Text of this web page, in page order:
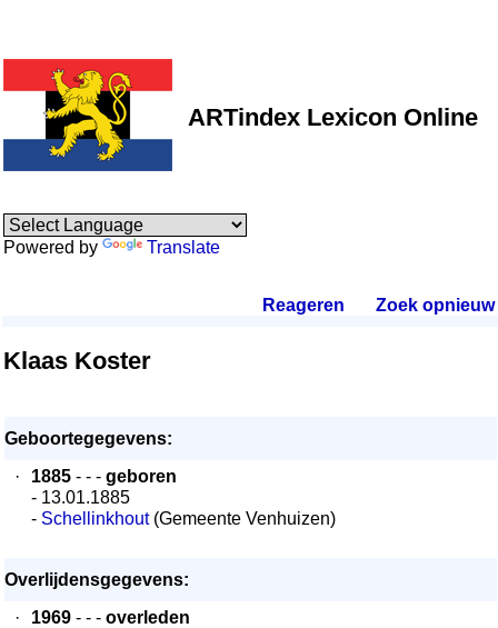
ARTindex Lexicon Online
Powered by Translate
Reageren Zoek opnieuw.
Klaas Koster
Geboortegegevens:
·
1885 - - - geboren
- 13.01.1885
- Schellinkhout(Gemeente Venhuizen)
Overlijdensgegevens:
·
1969 - - - overleden